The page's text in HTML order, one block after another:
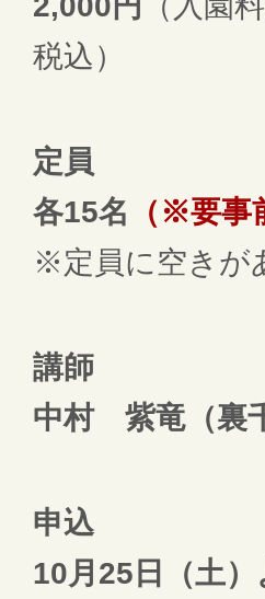
税込）
定員
各15名 （※要事
※定員に空きが
講師
中村 紫竜（裏
申込
10月25日（土